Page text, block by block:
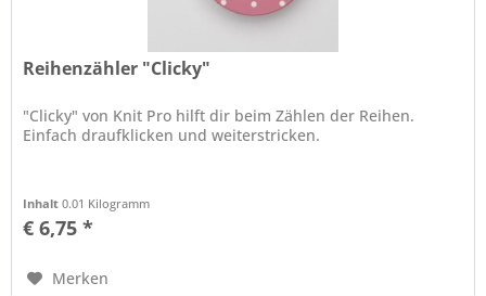
Reihenzähler "Clicky"
"Clicky" von Knit Pro hilft dir beim Zählen der Reihen.
Einfach draufklicken und weiterstricken.
Inhalt0.01 Kilogramm
€ 6,75 *
Merken